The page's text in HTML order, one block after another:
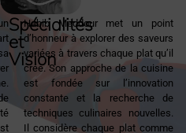
Spécialités
et
Vision
Habib Meddour met un point
d’honneur à explorer des saveurs
variées à travers chaque plat qu’il
crée. Son approche de la cuisine
est fondée sur l’innovation
constante et la recherche de
techniques culinaires nouvelles.
Il considère chaque plat comme